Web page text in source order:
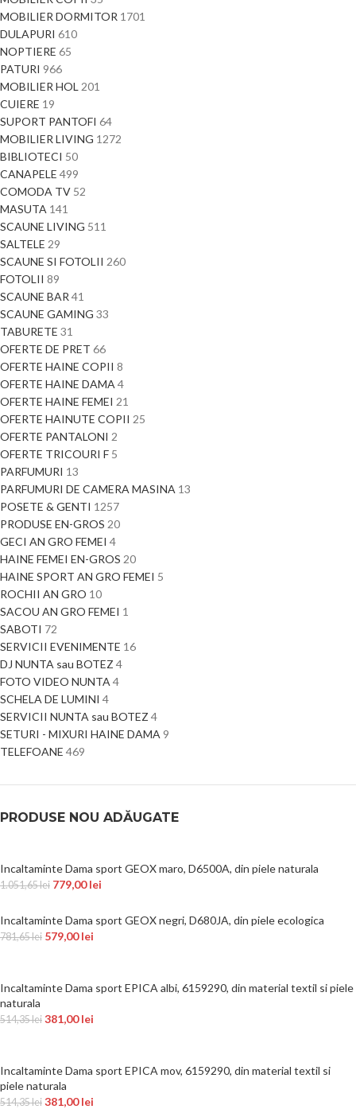
MOBILIER DORMITOR 1701
DULAPURI 610
NOPTIERE 65
PATURI 966
MOBILIER HOL 201
CUIERE 19
SUPORT PANTOFI 64
MOBILIER LIVING 1272
BIBLIOTECI 50
CANAPELE 499
COMODA TV 52
MASUTA 141
SCAUNE LIVING 511
SALTELE 29
SCAUNE SI FOTOLII 260
FOTOLII 89
SCAUNE BAR 41
SCAUNE GAMING 33
TABURETE 31
OFERTE DE PRET 66
OFERTE HAINE COPII 8
OFERTE HAINE DAMA 4
OFERTE HAINE FEMEI 21
OFERTE HAINUTE COPII 25
OFERTE PANTALONI 2
OFERTE TRICOURI F 5
PARFUMURI 13
PARFUMURI DE CAMERA MASINA 13
POSETE & GENTI 1257
PRODUSE EN-GROS 20
GECI AN GRO FEMEI 4
HAINE FEMEI EN-GROS 20
HAINE SPORT AN GRO FEMEI 5
ROCHII AN GRO 10
SACOU AN GRO FEMEI 1
SABOTI 72
SERVICII EVENIMENTE 16
DJ NUNTA sau BOTEZ 4
FOTO VIDEO NUNTA 4
SCHELA DE LUMINI 4
SERVICII NUNTA sau BOTEZ 4
SETURI - MIXURI HAINE DAMA 9
TELEFOANE 469
PRODUSE NOU ADĂUGATE
Incaltaminte Dama sport GEOX maro, D6500A, din piele naturala
1.051,65lei 779,00lei
Incaltaminte Dama sport GEOX negri, D680JA, din piele ecologica
781,65lei 579,00lei
Incaltaminte Dama sport EPICA albi, 6159290, din material textil si piele
naturala
514,35lei 381,00lei
Incaltaminte Dama sport EPICA mov, 6159290, din material textil si
piele naturala
514,35lei 381,00lei